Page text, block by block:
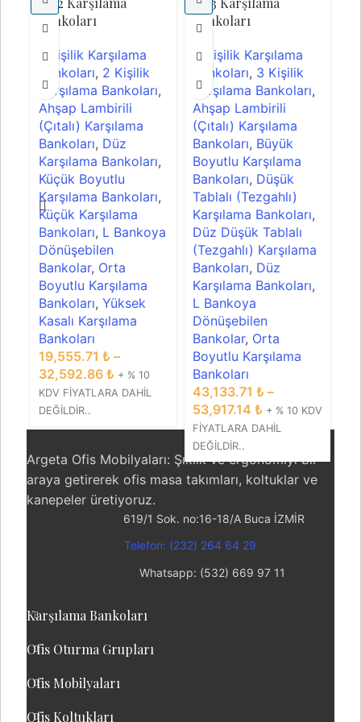
Bankoları
1 Kişilik Karşılama
Bankoları, 2 Kişilik
Karşılama Bankoları,
Ahşap Lambirili
(Çıtalı) Karşılama
Bankoları, Düz
Karşılama Bankoları,
Küçük Boyutlu
Karşılama Bankoları,
Küçük Karşılama
Bankoları, L Bankoya
Dönüşebilen
Bankolar, Orta
Boyutlu Karşılama
Bankoları, Yüksek
Kasalı Karşılama
Bankoları
19,555.71 ₺ –
32,592.86 ₺ + % 10
KDV FİYATLARA DAHİL
DEĞİLDİR..
Bankoları
2 Kişilik Karşılama
Bankoları, 3 Kişilik
Karşılama Bankoları,
Ahşap Lambirili
(Çıtalı) Karşılama
Bankoları, Büyük
Boyutlu Karşılama
Bankoları, Düşük
Tablalı (Tezgahlı)
Karşılama Bankoları,
Düz Düşük Tablalı
(Tezgahlı) Karşılama
Bankoları, Düz
Karşılama Bankoları,
L Bankoya
Dönüşebilen
Bankolar, Orta
Boyutlu Karşılama
Bankoları
43,133.71 ₺ –
53,917.14 ₺ + % 10 KDV
FİYATLARA DAHİL
DEĞİLDİR..
Argeta Ofis Mobilyaları: Şıklık ve ergonomiyi bir
araya getirerek ofis masa takımları, koltuklar ve
kanepeler üretiyoruz.
619/1 Sok. no:16-18/A Buca İZMİR
Telefon: (232) 264 64 29
Whatsapp: (532) 669 97 11
Karşılama Bankoları
Ofis Oturma Grupları
Ofis Mobilyaları
Ofis Koltukları